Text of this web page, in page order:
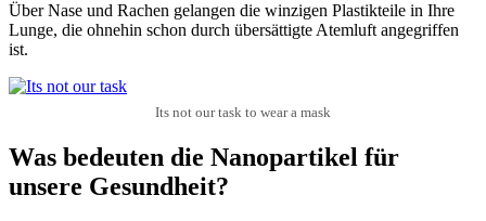
Über Nase und Rachen gelangen die winzigen Plastikteile in Ihre
Lunge, die ohnehin schon durch übersättigte Atemluft angegriffen
ist.
Its not our task to wear a mask
Was bedeuten die Nanopartikel für
unsere Gesundheit?